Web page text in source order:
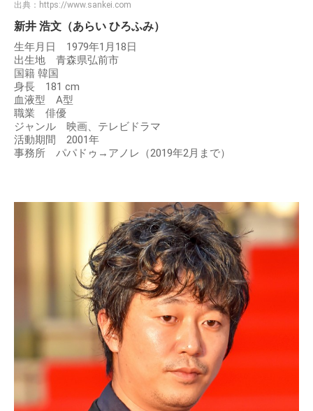
出典： https://www.sankei.com
新井 浩文（あらい ひろふみ）
生年月日 1979年1月18日
出生地 青森県弘前市
国籍 韓国
身長 181 cm
血液型 A型
職業 俳優
ジャンル 映画、テレビドラマ
活動期間 2001年
事務所 パパドゥ→アノレ（2019年2月まで）